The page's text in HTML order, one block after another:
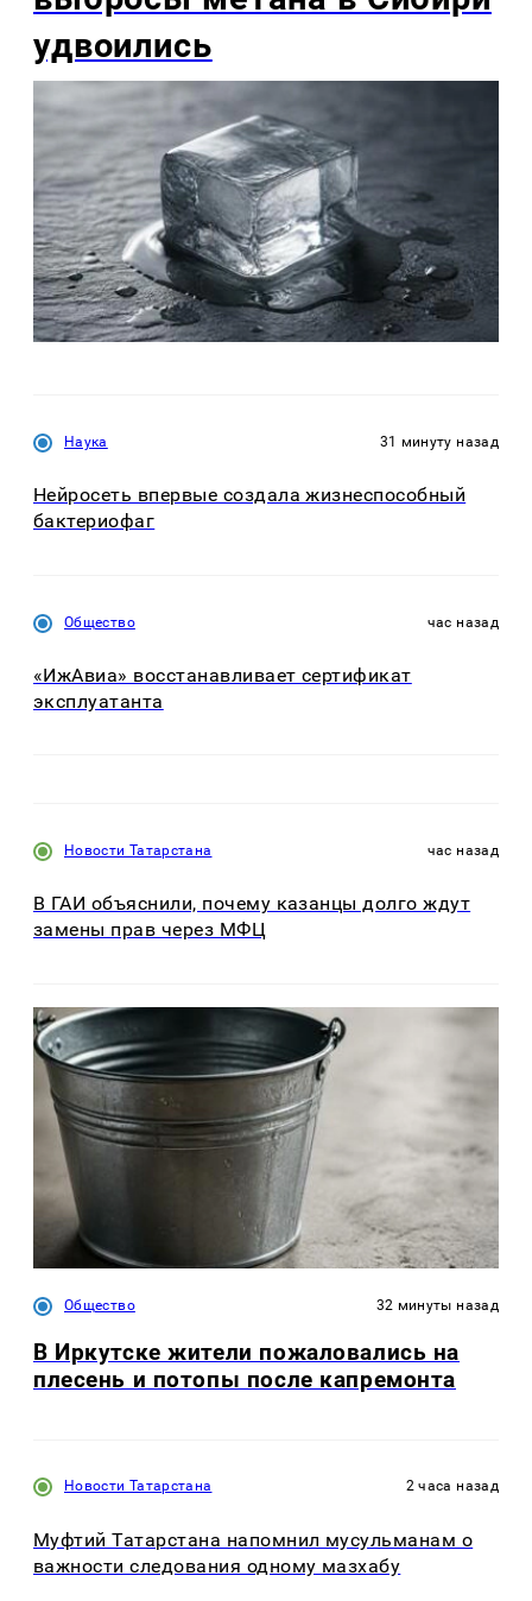
удвоились
Наука 31 минуту назад
Нейросеть впервые создала жизнеспособный
бактериофаг
Общество час назад
«ИжАвиа» восстанавливает сертификат
эксплуатанта
Новости Татарстана час назад
В ГАИ объяснили, почему казанцы долго ждут
замены прав через МФЦ
Общество 32 минуты назад
В Иркутске жители пожаловались на
плесень и потопы после капремонта
Новости Татарстана 2 часа назад
Муфтий Татарстана напомнил мусульманам о
важности следования одному мазхабу